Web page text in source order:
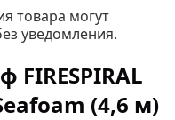
товара могут
уведомления.
(4,6 м)